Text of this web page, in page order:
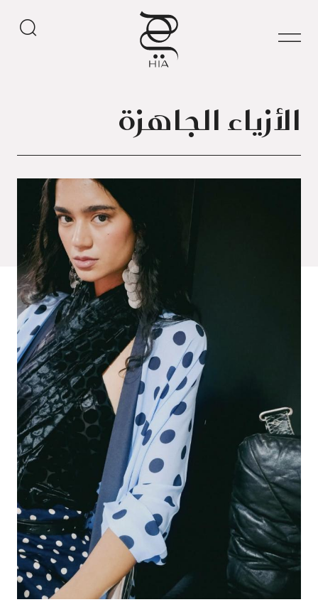
الأزياء الجاهزة